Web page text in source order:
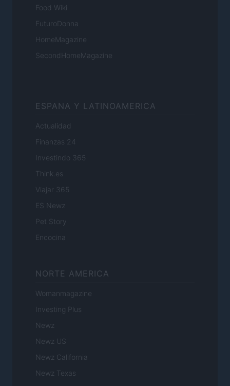
Food Wiki
FuturoDonna
HomeMagazine
SecondHomeMagazine
ESPANA Y LATINOAMERICA
Actualidad
Finanzas 24
Investindo 365
Think.es
Viajar 365
ES Newz
Pet Story
Encocina
NORTE AMERICA
Womanmagazine
Investing Plus
Newz
Newz US
Newz California
Newz Texas